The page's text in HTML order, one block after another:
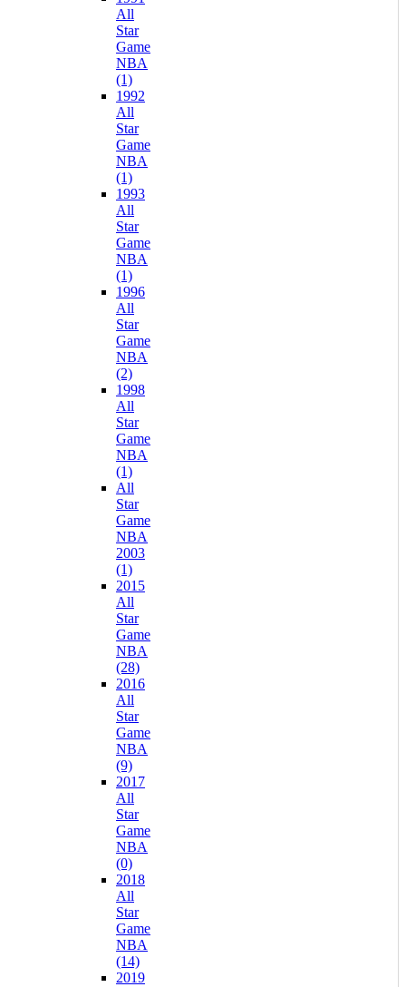
All
Star
Game
NBA
(1)
1992
All
Star
Game
NBA
(1)
1993
All
Star
Game
NBA
(1)
1996
All
Star
Game
NBA
(2)
1998
All
Star
Game
NBA
(1)
All
Star
Game
NBA
2003
(1)
2015
All
Star
Game
NBA
(28)
2016
All
Star
Game
NBA
(9)
2017
All
Star
Game
NBA
(0)
2018
All
Star
Game
NBA
(14)
2019